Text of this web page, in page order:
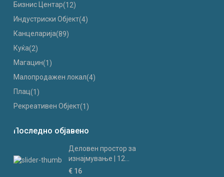
Бизнис Центар(12)
Индустриски Oбјект(4)
Канцеларија(89)
Куќа(2)
Магацин(1)
Малопродажен локал(4)
Плац(1)
Рекреативен Објект(1)
Последно објавено
Деловен простор за
изнајмување | 12...
€ 16